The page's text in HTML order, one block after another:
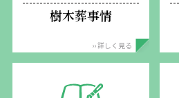
樹木葬事情
›› 詳しく見る